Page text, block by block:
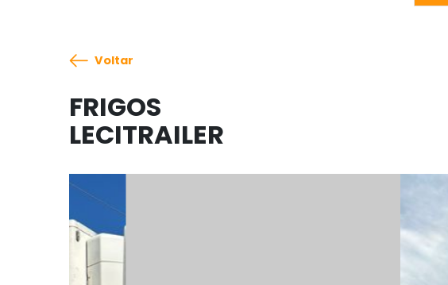
Voltar
FRIGOS
LECITRAILER